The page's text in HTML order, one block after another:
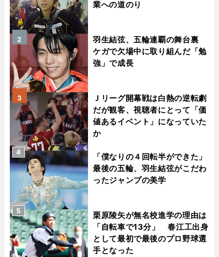
業への道のり
羽生結弦、五輪連覇の舞台裏
ケガで欠場中に取り組んだ「勉
強」で成長
2
Ｊリーグ開幕戦は白熱の逆転劇
だが観客、視聴者にとって「価
値あるイベント」になっていた
か
3
「僕なりの４回転半ができた」
最後の五輪、羽生結弦がこだわ
ったジャンプの美学
4
栗原陵矢が無名校進学の理由は
「自転車で13分」 春江工出身
として最初で最後のプロ野球選
手となった
5